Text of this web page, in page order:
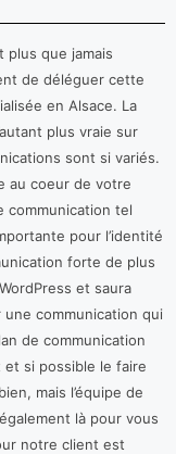
plus que jamais
de déléguer cette
en Alsace. La
plus vraie sur
sont si variés.
au coeur de votre
communication tel
pour l’identité
forte de plus
et saura
communication qui
de communication
et si possible le faire
mais l’équipe de
là pour vous
notre client est